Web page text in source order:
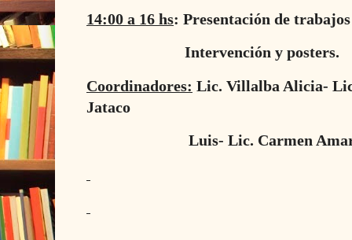
14:00 a 16 hs: Presentación de
Intervención y posters.
Coordinadores: Lic. Villalba Alicia-
Jataco
Luis- Lic. Carmen